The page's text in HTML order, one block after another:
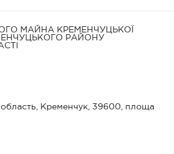
МАЙНА КРЕМЕНЧУЦЬКОЇ
РАЙОНУ
область, Кременчук, 39600, площа